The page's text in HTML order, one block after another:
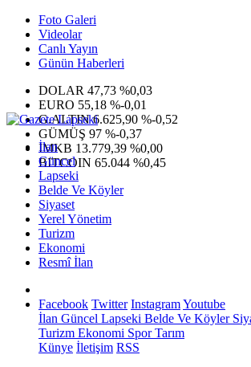
Foto Galeri
Videolar
Canlı Yayın
Günün Haberleri
DOLAR 47,73 %0,03
EURO 55,18 %-0,01
G.ALTIN6.625,90 %-0,52
GÜMÜŞ 97 %-0,37
IMKB 13.779,39 %0,00
BITCOIN 65.044 %0,45
İlan
Güncel
Lapseki
Belde Ve Köyler
Siyaset
Yerel Yönetim
Turizm
Ekonomi
Resmî İlan
Facebook Twitter InstagramYoutube
İlan Güncel Lapseki Belde Ve Köyler
Turizm Ekonomi SporTarım
Künye İletişim RSS